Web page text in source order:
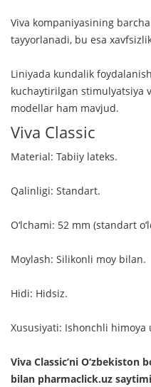
Viva kompaniyasining
tayyorlanadi, bu esa
Liniyada kundalik
kuchaytirilgan stimulyatsiya
modellar ham mavjud.
Viva Classic
Material: Tabiiy lateks.
Qalinligi: Standart.
O‘lchami: 52 mm (standart
Moylash: Silikonli moy bilan.
Hidi: Hidsiz.
Xususiyati: Ishonchli himoya
Viva Classic’ni O‘zbekiston
bilan pharmaclick.uz